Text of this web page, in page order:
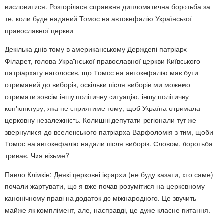
висловитися. Розгорілася справжня дипломатична боротьба за
те, коли буде наданий Томос на автокефалію Української
православної церкви.
Декілька днів тому в американському Держдепі патріарх
Філарет, голова Української православної церкви Київського
патріархату наголосив, що Томос на автокефалію має бути
отриманий до виборів, оскільки після виборів ми можемо
отримати зовсім іншу політичну ситуацію, іншу політичну
кон'юнктуру, яка не сприятиме тому, щоб Україна отримала
церковну незалежність. Колишні депутати-регіонали тут же
звернулися до вселенського патріарха Варфоломія з тим, щоби
Томос на автокефалію надали після виборів. Словом, боротьба
триває. Чия візьме?
Павло Клімкін: Деякі церковні ієрархи (не буду казати, хто саме)
почали жартувати, що я вже почав розумітися на церковному
канонічному праві на додаток до міжнародного. Це звучить
майже як комплімент, але, насправді, це дуже класне питання.